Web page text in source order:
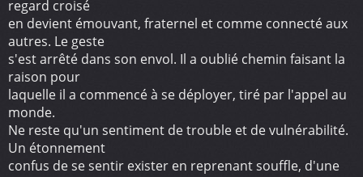
regard croisé
en devient émouvant, fraternel et comme connecté aux
autres. Le geste
s'est arrêté dans son envol. Il a oublié chemin faisant la
raison pour
laquelle il a commencé à se déployer, tiré par l'appel au
monde.
Ne reste qu'un sentiment de trouble et de vulnérabilité.
Un étonnement
confus de se sentir exister en reprenant souffle, d'une